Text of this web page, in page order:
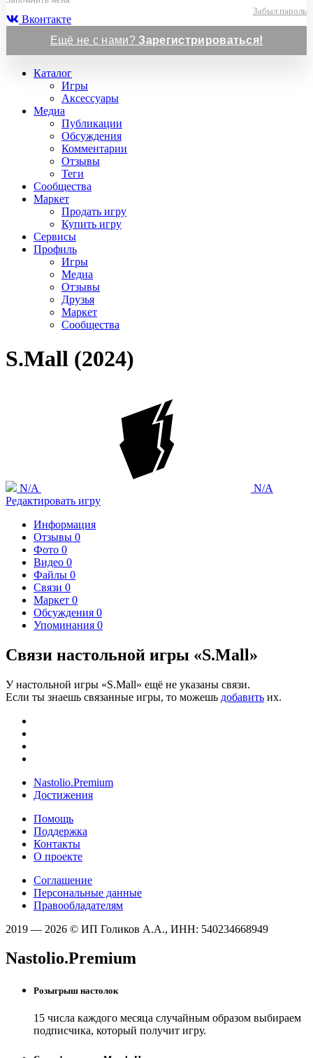
Забыл пароль
Вконтакте
Ещё не с нами?Зарегистрироваться!
Каталог
Игры
Аксессуары
Медиа
Публикации
Обсуждения
Комментарии
Отзывы
Теги
Сообщества
Маркет
Продать игру
Купить игру
Сервисы
Профиль
Игры
Медиа
Отзывы
Друзья
Маркет
Сообщества
S.Mall (2024)
N/A
N/A
Редактировать игру
Информация
Отзывы 0
Фото 0
Видео 0
Файлы 0
Связи 0
Маркет 0
Обсуждения 0
Упоминания 0
Связи настольной игры «S.Mall»
У настольной игры «S.Mall» ещё не указаны связи.
Если ты знаешь связанные игры, то можешь добавить их.
Nastolio.Premium
Достижения
Помощь
Поддержка
Контакты
О проекте
Соглашение
Персональные данные
Правообладателям
2019 — 2026 © ИП Голиков А.А., ИНН: 540234668949
Nastolio.Premium
Розыгрыш настолок
15 числа каждого месяца случайным образом выбираем
подписчика, который получит игру.